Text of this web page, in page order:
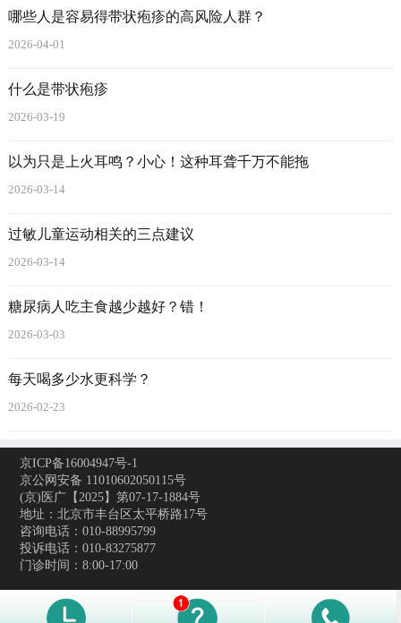
哪些人是容易得带状疱疹的高风险人群？
2026-04-01
什么是带状疱疹
2026-03-19
以为只是上火耳鸣？小心！这种耳聋千万不能拖
2026-03-14
过敏儿童运动相关的三点建议
2026-03-14
糖尿病人吃主食越少越好？错！
2026-03-03
每天喝多少水更科学？
2026-02-23
京ICP备16004947号-1
京公网安备 11010602050115号
(京)医广【2025】第07-17-1884号
地址：北京市丰台区太平桥路17号
咨询电话：010-88995799
投诉电话：010-83275877
门诊时间：8:00-17:00